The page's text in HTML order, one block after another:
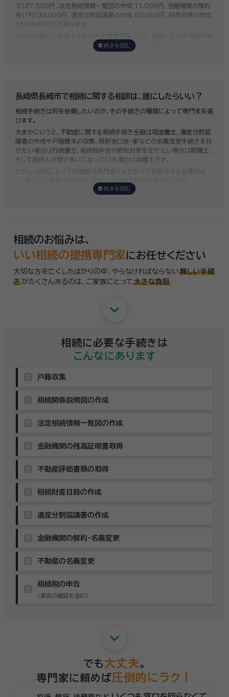
で）27,500円、法定相続情報一覧図の作成 11,000円、金融機関の解約
等（1行）33,000円、遺産分割協議書の作成 88,000円、財産目録の作成
33,000円などがあります。
登記手続きで「土地1筆及び建物1棟（固定資産評価額の合計1,000万円）
せると100万円近くかそれ以上費用がかかってしまう場合もあるなど、非
いい相続では、お客様ごとに必要な相続手続きを明らかにし、無料で見積
もり をお出ししております。予算に合わせてご自身で対応できないものの
み依頼することも可能ですので、まずはお気軽にご相談ください。
長崎県長崎市で相続に関する相談は、誰にしたらいい？
相続手続きは何を依頼したいのか、その手続きの種類によって専門家を選
びます。
大まかにいうと、不動産に関する相続手続き全般は司法書士 、遺産分割協
議書の作成や戸籍謄本の収集、預貯金口座・車などの名義変更手続きを任
せたい場合は行政書士 、相続税申告や節税対策を任せたい場合は税理士
そして相続人の間で争いになっている場合は弁護士です。
ただし、状況によっては複数の専門家にまたがって依頼をする必要があ
いい相続では「誰に相談したらいいかわからない」「いきなり専門家に連絡
相続のお悩みは、
いい相続の提携専門家にお任せください
大切な方を亡くしたばかりの中、やらなければならない 難しい手続
き がたくさんあるのは、 ご家族にとって 大きな負担
keyboard_arrow_down
相続に必要な手続きは
こんなにあります
戸籍収集
相続関係説明図の作成
法定相続情報一覧図の作成
金融機関の残高証明書取得
不動産評価書類の取得
相続財産目録の作成
遺産分割協議書の作成
金融機関の解約・名義変更
不動産の名義変更
相続税の申告
（要否の確認を含む）
keyboard_arrow_down
でも 大丈夫。
専門家に頼めば圧倒的にラク！